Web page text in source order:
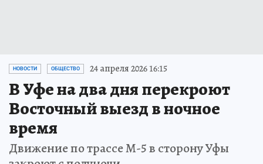
НОВОСТИ ОБЩЕСТВО 24 апреля 2026 16:15
В Уфе на два дня перекроют
Восточный выезд в ночное
время
Движение по трассе М-5 в сторону Уфы